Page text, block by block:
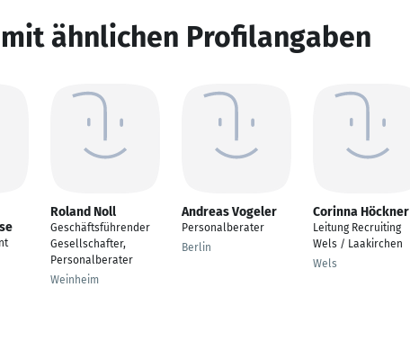
ähnlichen Profilangaben
Roland Noll
Geschäftsführender
Gesellschafter,
Personalberater
Weinheim
Andreas Vogeler
Personalberater
Berlin
Corinna Höckner
Leitung Recruiting
Wels / Laakirchen
Wels